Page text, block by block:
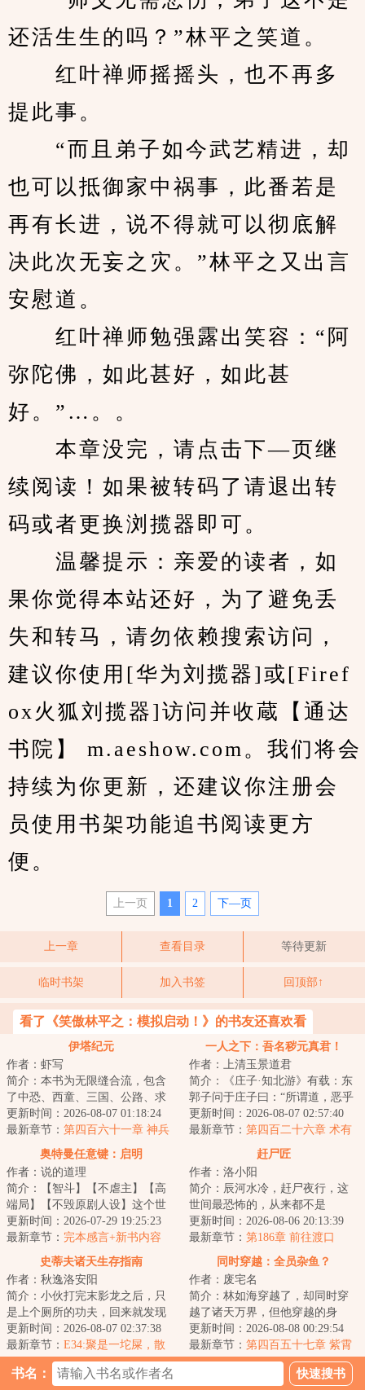
还活生生的吗？”林平之笑道。
红叶禅师摇摇头，也不再多
提此事。
“而且弟子如今武艺精进，却
也可以抵御家中祸事，此番若是
再有长进，说不得就可以彻底解
决此次无妄之灾。”林平之又出言
安慰道。
红叶禅师勉强露出笑容：“阿
弥陀佛，如此甚好，如此甚
好。”…。。
本章没完，请点击下—页继
续阅读！如果被转码了请退出转
码或者更换浏揽器即可。
温馨提示：亲爱的读者，如
果你觉得本站还好，为了避免丢
失和转马，请勿依赖搜索访问，
建议你使用[华为刘揽器]或[Firef
ox火狐刘揽器]访问并收蔵【通达
书院】 m.aeshow.com。我们将会
持续为你更新，还建议你注册会
员使用书架功能追书阅读更方
便。
上一页 1 2 下—页
上一章 查看目录 等待更新
临时书架 加入书签 回顶部↑
看了《笑傲林平之：模拟启动！》的书友还喜欢看
伊塔纪元
作者：虾写
简介：本书为无限缝合流，包含
了中恐、西童、三国、公路、求
生、丧尸、克苏鲁、星际等元素
副本。战斗系统...
更新时间：2026-08-07 01:18:24
最新章节： 第四百六十一章 神兵
一人之下：吾名秽元真君！
作者：上清玉景道君
简介：《庄子·知北游》有载：东
郭子问于庄子曰：“所谓道，恶乎
在？”庄子曰：“无所不在。”东郭
子曰：...
更新时间：2026-08-07 02:57:40
最新章节： 第四百二十六章 术有
奥特曼任意键：启明
作者：说的道理
简介：【智斗】【不虐主】【高
端局】【不毁原剧人设】这个世
界，防卫队由各种重量级成员构
成:总监城府深...
更新时间：2026-07-29 19:25:23
最新章节： 完本感言+新书内容
+推一本万订骑士文《谁让他当假
面骑士的！》
赶尸匠
作者：洛小阳
简介：辰河水冷，赶尸夜行，这
世间最恐怖的，从来都不是
鬼……...
更新时间：2026-08-06 20:13:39
最新章节： 第186章 前往渡口
史蒂夫诸天生存指南
作者：秋逸洛安阳
简介：小伙打完末影龙之后，只
是上个厕所的功夫，回来就发现
游戏里控制的角色不见了。《我
的世界》的主角...
更新时间：2026-08-07 02:37:38
最新章节： E34:聚是一坨屎，散
同时穿越：全员杂鱼？
作者：废宅名
简介：林如海穿越了，却同时穿
越了诸天万界，但他穿越的身
份，每一个都是杂鱼。就连同时
穿越的金手指，也...
更新时间：2026-08-08 00:29:54
最新章节： 第四百五十七章 紫霄
天舞，帝之气魄
书名：